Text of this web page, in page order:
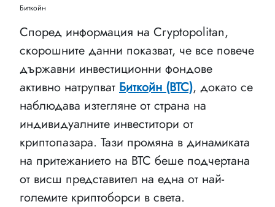
Биткойн
Според информация на Cryptopolitan,
скорошните данни показват, че все повече
държавни инвестиционни фондове
активно натрупват Биткойн (BTC), докато се
наблюдава изтегляне от страна на
индивидуалните инвеститори от
криптопазара. Тази промяна в динамиката
на притежанието на BTC беше подчертана
от висш представител на една от най-
големите криптоборси в света.